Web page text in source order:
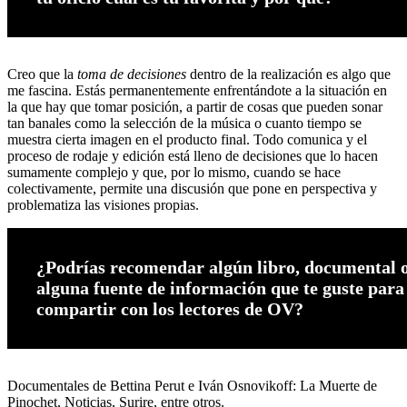
Creo que la toma de decisiones dentro de la realización es algo que
me fascina. Estás permanentemente enfrentándote a la situación en
la que hay que tomar posición, a partir de cosas que pueden sonar
tan banales como la selección de la música o cuanto tiempo se
muestra cierta imagen en el producto final. Todo comunica y el
proceso de rodaje y edición está lleno de decisiones que lo hacen
sumamente complejo y que, por lo mismo, cuando se hace
colectivamente, permite una discusión que pone en perspectiva y
problematiza las visiones propias.
¿Podrías recomendar algún libro, documental
alguna fuente de información que te guste para
compartir con los lectores de OV?
Documentales de Bettina Perut e Iván Osnovikoff: La Muerte de
Pinochet, Noticias, Surire, entre otros.